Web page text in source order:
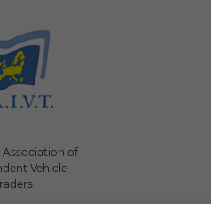
Association of
Vehicle